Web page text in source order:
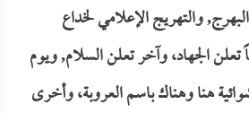
والتهريج الإعلامي لخداع
الجهاد، وآخر تعلن السلام, ويوم
هنا وهناك باسم العروبة، وأخرى